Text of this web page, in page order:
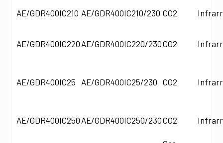
AE/GDR400IC210 AE/GDR400IC210/230 CO2
AE/GDR400IC220 AE/GDR400IC220/230CO2
AE/GDR400IC25 AE/GDR400IC25/230 CO2
AE/GDR400IC250 AE/GDR400IC250/230CO2